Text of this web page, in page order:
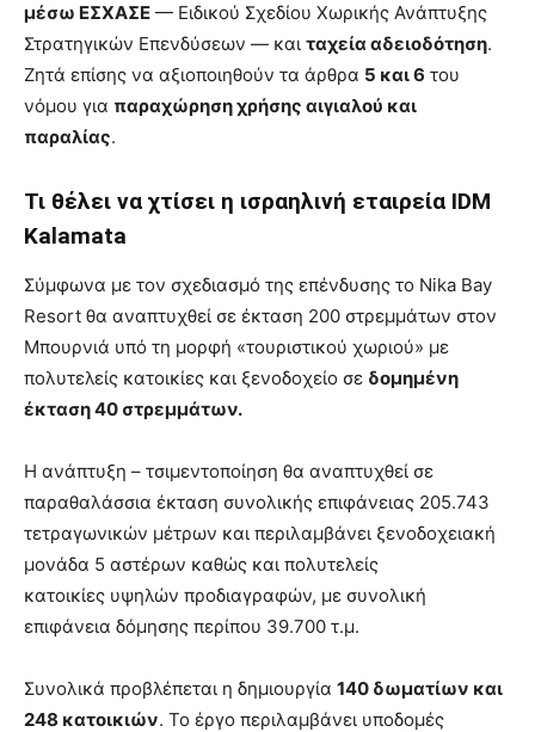
μέσω ΕΣΧΑΣΕ — Ειδικού Σχεδίου Χωρικής Ανάπτυξης
Στρατηγικών Επενδύσεων — και ταχεία αδειοδότηση.
Ζητά επίσης να αξιοποιηθούν τα άρθρα 5 και 6 του
νόμου για παραχώρηση χρήσης αιγιαλού και
παραλίας.
Τι θέλει να χτίσει η ισραηλινή εταιρεία IDM
Kalamata
Σύμφωνα με τον σχεδιασμό της επένδυσης το Nika Bay
Resort θα αναπτυχθεί σε έκταση 200 στρεμμάτων στον
Μπουρνιά υπό τη μορφή «τουριστικού χωριού» με
πολυτελείς κατοικίες και ξενοδοχείο σε δομημένη
έκταση 40 στρεμμάτων.
Η ανάπτυξη – τσιμεντοποίηση θα αναπτυχθεί σε
παραθαλάσσια έκταση συνολικής επιφάνειας 205.743
τετραγωνικών μέτρων και περιλαμβάνει ξενοδοχειακή
μονάδα 5 αστέρων καθώς και πολυτελείς
κατοικίες υψηλών προδιαγραφών, με συνολική
επιφάνεια δόμησης περίπου 39.700 τ.μ.
Συνολικά προβλέπεται η δημιουργία 140 δωματίων και
248 κατοικιών. Το έργο περιλαμβάνει υποδομές